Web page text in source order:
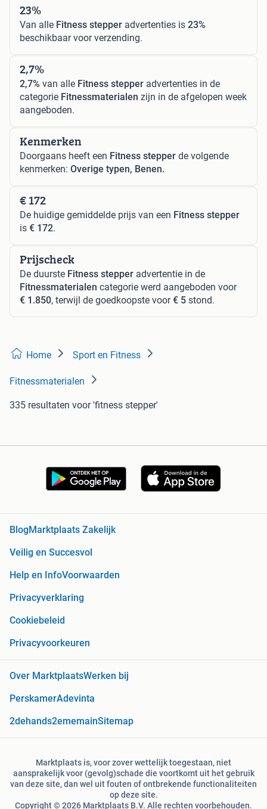
23%
Van alle Fitness stepper advertenties is 23%
beschikbaar voor verzending.
2,7%
2,7% van alle Fitness stepper advertenties in de
categorie Fitnessmaterialen zijn in de afgelopen week
aangeboden.
Kenmerken
Doorgaans heeft een Fitness stepper de volgende
kenmerken: Overige typen, Benen.
€ 172
De huidige gemiddelde prijs van een Fitness stepper
is € 172.
Prijscheck
De duurste Fitness stepper advertentie in de
Fitnessmaterialen categorie werd aangeboden voor
€ 1.850, terwijl de goedkoopste voor€ 5 stond.
Home Sport en Fitness
Fitnessmaterialen
335 resultaten voor 'fitness stepper'
BlogMarktplaats Zakelijk
Veilig en Succesvol
Help en InfoVoorwaarden
Privacyverklaring
Cookiebeleid
Privacyvoorkeuren
Over MarktplaatsWerken bij
PerskamerAdevinta
2dehands2ememainSitemap
Marktplaats is, voor zover wettelijk toegestaan, niet
aansprakelijk voor (gevolg)schade die voortkomt uit het gebruik
van deze site, dan wel uit fouten of ontbrekende functionaliteiten
op deze site.
Copyright © 2026 Marktplaats B.V. Alle rechten voorbehouden.